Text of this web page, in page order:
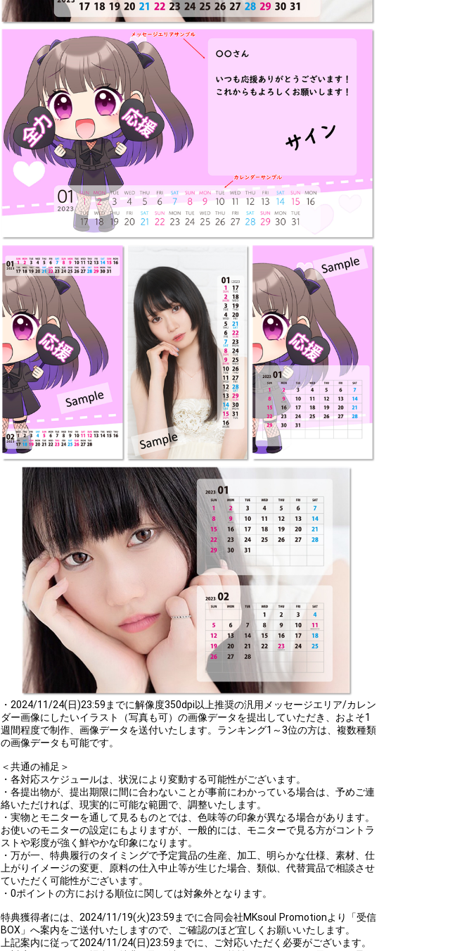
・2024/11/24(日)23:59までに解像度350dpi以上推奨の汎用メッセージエリア/カレン
ダー画像にしたいイラスト（写真も可）の画像データを提出していただき、およそ1
週間程度で制作、画像データを送付いたします。ランキング1～3位の方は、複数種類
の画像データも可能です。
＜共通の補足＞
・各対応スケジュールは、状況により変動する可能性がございます。
・各提出物が、提出期限に間に合わないことが事前にわかっている場合は、予めご連
絡いただければ、現実的に可能な範囲で、調整いたします。
・実物とモニターを通して見るものとでは、色味等の印象が異なる場合があります。
お使いのモニターの設定にもよりますが、一般的には、モニターで見る方がコントラ
ストや彩度が強く鮮やかな印象になります。
・万が一、特典履行のタイミングで予定賞品の生産、加工、明らかな仕様、素材、仕
上がりイメージの変更、原料の仕入中止等が生じた場合、類似、代替賞品で相談させ
ていただく可能性がございます。
・0ポイントの方における順位に関しては対象外となります。
特典獲得者には、2024/11/19(火)23:59までに合同会社MKsoul Promotionより「受信
BOX」へ案内をご送付いたしますので、ご確認のほど宜しくお願いいたします。
上記案内に従って2024/11/24(日)23:59までに、ご対応いただく必要がございます。